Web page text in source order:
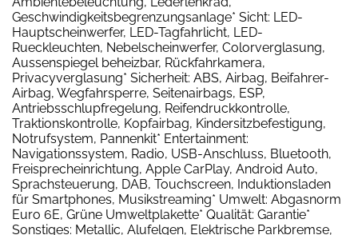
Geschwindigkeitsbegrenzungsanlage* Sicht: LED-
Hauptscheinwerfer, LED-Tagfahrlicht, LED-
Rueckleuchten, Nebelscheinwerfer, Colorverglasung,
Aussenspiegel beheizbar, Rückfahrkamera,
Privacyverglasung* Sicherheit: ABS, Airbag, Beifahrer-
Airbag, Wegfahrsperre, Seitenairbags, ESP,
Antriebsschlupfregelung, Reifendruckkontrolle,
Traktionskontrolle, Kopfairbag, Kindersitzbefestigung,
Notrufsystem, Pannenkit* Entertainment:
Navigationssystem, Radio, USB-Anschluss, Bluetooth,
Freisprecheinrichtung, Apple CarPlay, Android Auto,
Sprachsteuerung, DAB, Touchscreen, Induktionsladen
für Smartphones, Musikstreaming* Umwelt: Abgasnorm
Euro 6E, Grüne Umweltplakette* Qualität: Garantie*
Sonstiges: Metallic, Alufelgen, Elektrische Parkbremse,